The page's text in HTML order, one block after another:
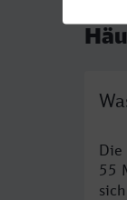
Die
55